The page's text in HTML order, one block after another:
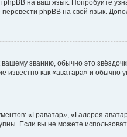
на ваш язык. Попробуйте
перевести phpBB на свой язык.
званию, обычно это
как «аватара» и обычно
«Граватар», «Галерея
Если вы не можете